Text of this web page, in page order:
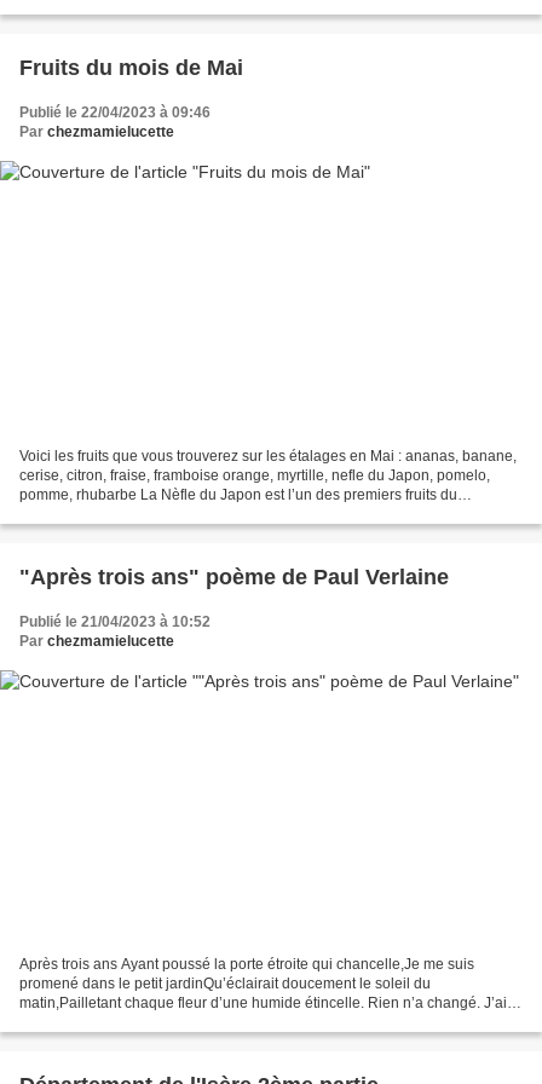
Fruits du mois de Mai
Publié le 22/04/2023 à 09:46
Par chezmamielucette
Voici les fruits que vous trouverez sur les étalages en Mai : ananas, banane,
cerise, citron, fraise, framboise orange, myrtille, nefle du Japon, pomelo,
pomme, rhubarbe La Nèfle du Japon est l’un des premiers fruits du
"Après trois ans" poème de Paul Verlaine
Publié le 21/04/2023 à 10:52
Par chezmamielucette
Après trois ans Ayant poussé la porte étroite qui chancelle,Je me suis
promené dans le petit jardinQu’éclairait doucement le soleil du
matin,Pailletant chaque fleur d’une humide étincelle. Rien n’a changé. J’ai